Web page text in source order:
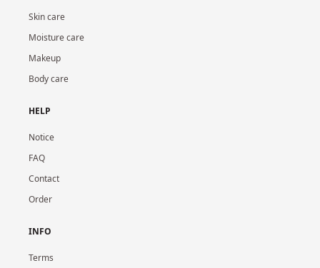
Skin care
Moisture care
Makeup
Body care
HELP
Notice
FAQ
Contact
Order
INFO
Terms